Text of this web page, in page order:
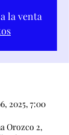
la venta
2025, 7:00
Orozco 2,